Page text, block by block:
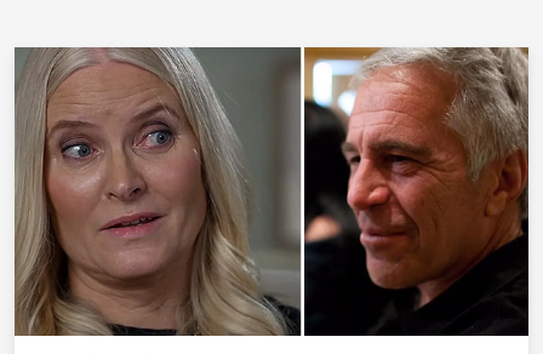
Danska kungahuset
Spanska kungahuset
Nederländska kungahuset
Belgiska kungahuset
Jordanska kungahuset
Luxemburgska storhertighuset
Japanska kejsarhuset